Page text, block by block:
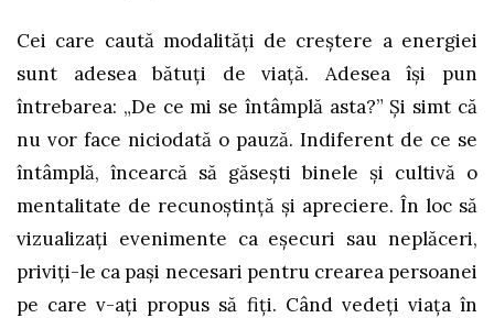
Cei care caută modalități de creștere a energiei
sunt adesea bătuți de viață. Adesea își pun
întrebarea: „De ce mi se întâmplă asta?” Și simt că
nu vor face niciodată o pauză. Indiferent de ce se
întâmplă, încearcă să găsești binele și cultivă o
mentalitate de recunoștință și apreciere. În loc să
vizualizați evenimente ca eșecuri sau neplăceri,
priviți-le ca pași necesari pentru crearea persoanei
pe care v-ați propus să fiți. Când vedeți viața în